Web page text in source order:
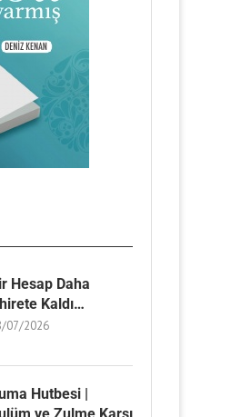
Hesap Daha
Kaldı…
07/2026
Hutbesi |